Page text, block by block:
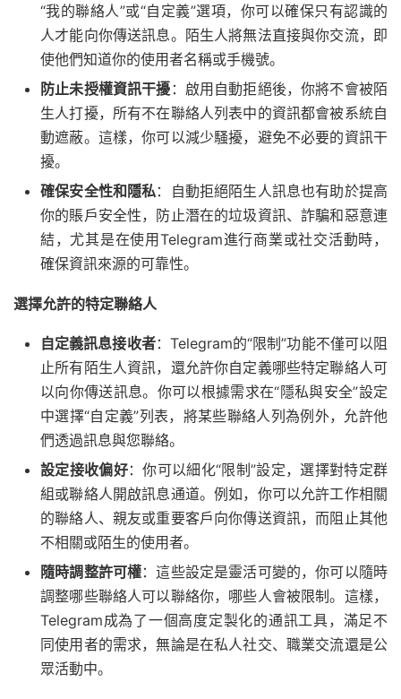
“我的聯絡人”或“自定義”選項，你可以確保只有認識的
人才能向你傳送訊息。陌生人將無法直接與你交流，即
使他們知道你的使用者名稱或手機號。
防止未授權資訊干擾 ：啟用自動拒絕後，你將不會被陌
生人打擾，所有不在聯絡人列表中的資訊都會被系統自
動遮蔽。這樣，你可以減少騷擾，避免不必要的資訊干
擾。
確保安全性和隱私：自動拒絕陌生人訊息也有助於提高
你的賬戶安全性，防止潛在的垃圾資訊、詐騙和惡意連
結，尤其是在使用Telegram進行商業或社交活動時，
確保資訊來源的可靠性。
選擇允許的特定聯絡人
自定義訊息接收者：Telegram的“限制”功能不僅可以阻
止所有陌生人資訊，還允許你自定義哪些特定聯絡人可
以向你傳送訊息。你可以根據需求在“隱私與安全”設定
中選擇“自定義”列表，將某些聯絡人列為例外，允許他
們透過訊息與您聯絡。
設定接收偏好：你可以細化“限制”設定，選擇對特定群
組或聯絡人開啟訊息通道。例如，你可以允許工作相關
的聯絡人、親友或重要客戶向你傳送資訊，而阻止其他
不相關或陌生的使用者。
隨時調整許可權：這些設定是靈活可變的，你可以隨時
調整哪些聯絡人可以聯絡你，哪些人會被限制。這樣，
Telegram成為了一個高度定製化的通訊工具，滿足不
同使用者的需求，無論是在私人社交、職業交流還是公
眾活動中。